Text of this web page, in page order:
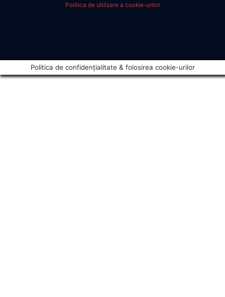
Politica de utilizare a cookie-urilor
Politica de confidențialitate & folosirea cookie-urilor